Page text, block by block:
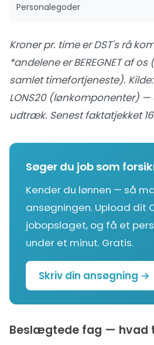
Personalegoder
Kroner pr. time er DST's rå
*andelene er BEREGNET af
samlet timefortjeneste). Kilde:
LONS20 (lønkomponenter)
udtræk. Senest faktatjekket
Søger du job som
Kender du lønnen — så
ansøgningen. Upload dit
jobopslaget, og få et
under et minut. Gratis.
Skriv din ansøgning →
Beslægtede fag — hvad